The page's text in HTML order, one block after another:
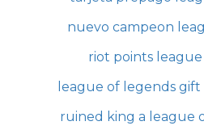
nuevo campeon
riot points
league of legends
ruined king a league